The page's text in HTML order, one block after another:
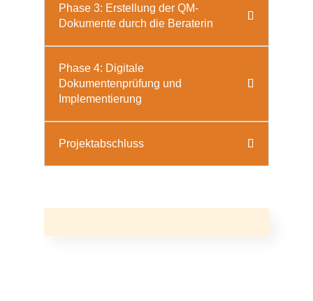
Phase 3: Erstellung der QM-
Dokumente durch die Beraterin
Phase 4: Digitale
Dokumentenprüfung und
Implementierung
Projektabschluss